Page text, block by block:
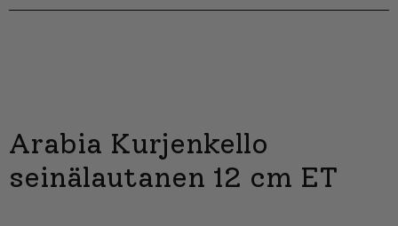
Arabia Kurjenkello
seinälautanen 12 cm ET